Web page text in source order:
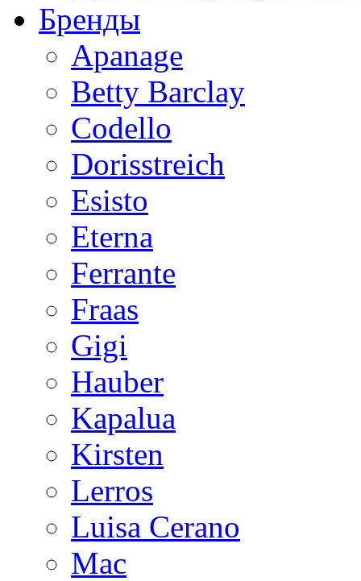
Бренды
Apanage
Betty Barclay
Codello
Dorisstreich
Esisto
Eterna
Ferrante
Fraas
Gigi
Hauber
Kapalua
Kirsten
Lerros
Luisa Cerano
Mac